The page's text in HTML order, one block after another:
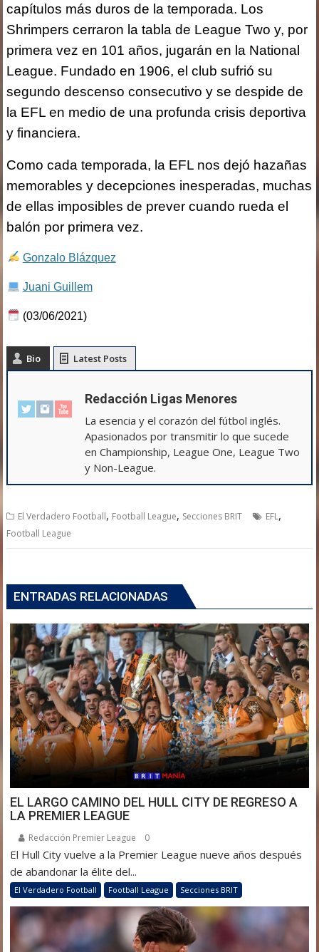
capítulos más duros de la temporada. Los
Shrimpers cerraron la tabla de League Two y, por
primera vez en 101 años, jugarán en la National
League. Fundado en 1906, el club sufrió su
segundo descenso consecutivo y se despide de
la EFL en medio de una profunda crisis deportiva
y financiera.
Como cada temporada, la EFL nos dejó hazañas
memorables y decepciones inesperadas, muchas
de ellas imposibles de prever cuando rueda el
balón por primera vez.
Gonzalo Blázquez
Juani Guillem
(03/06/2021)
Bio Latest Posts
Redacción Ligas Menores
La esencia y el corazón del fútbol inglés.
Apasionados por transmitir lo que sucede
en Championship, League One, League Two
y Non-League.
El Verdadero Football, Football League, Secciones BRIT EFL,
Football League
ENTRADAS RELACIONADAS
EL LARGO CAMINO DEL HULL CITY DE REGRESO A
LA PREMIER LEAGUE
Redacción Premier League 0
El Hull City vuelve a la Premier League nueve años después
de abandonar la élite del...
El Verdadero Football Football League Secciones BRIT